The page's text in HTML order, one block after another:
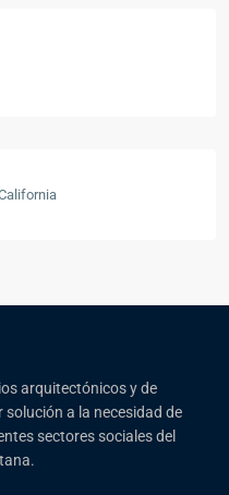
arquitectónicos y de
a la necesidad de
sectores sociales del